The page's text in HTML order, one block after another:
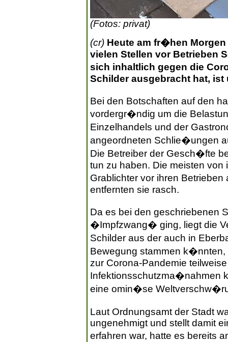
(Fotos: privat)
(cr) Heute am fr�hen
vielen Stellen vor Betrieben
sich inhaltlich gegen die
Schilder ausgebracht hat, ist
Bei den Botschaften auf den
vordergr�ndig um die
Einzelhandels und der
angeordneten Schlie�ungen
Die Betreiber der Gesch�fte
tun zu haben. Die meisten
Grablichter vor ihren
entfernten sie rasch.
Da es bei den geschriebenen
�Impfzwang� ging, liegt die
Schilder aus der auch in
Bewegung stammen
zur Corona-Pandemie
Infektionsschutzma�nahmen
eine omin�se
Laut Ordnungsamt der Stadt
ungenehmigt und stellt damit
erfahren war, hatte es bereits